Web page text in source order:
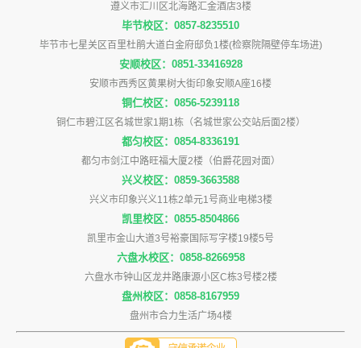
遵义市汇川区北海路汇金酒店3楼
毕节校区：0857-8235510
毕节市七星关区百里杜鹃大道白金府邸负1楼(检察院隔壁停车场进)
安顺校区：0851-33416928
安顺市西秀区黄果树大街印象安顺A座16楼
铜仁校区：0856-5239118
铜仁市碧江区名城世家1期1栋（名城世家公交站后面2楼）
都匀校区：0854-8336191
都匀市剑江中路旺福大厦2楼（伯爵花园对面）
兴义校区：0859-3663588
兴义市印象兴义11栋2单元1号商业电梯3楼
凯里校区：0855-8504866
凯里市金山大道3号裕豪国际写字楼19楼5号
六盘水校区：0858-8266958
六盘水市钟山区龙井路康源小区C栋3号楼2楼
盘州校区：0858-8167959
盘州市合力生活广场4楼